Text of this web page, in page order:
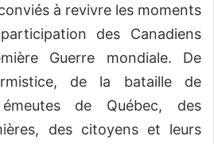
à revivre les moments
des Canadiens
Guerre mondiale. De
de la bataille de
de Québec, des
des citoyens et leurs